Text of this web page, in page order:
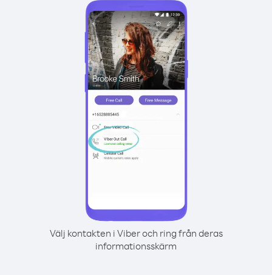
Välj kontakten i Viber och ring från deras
informationsskärm